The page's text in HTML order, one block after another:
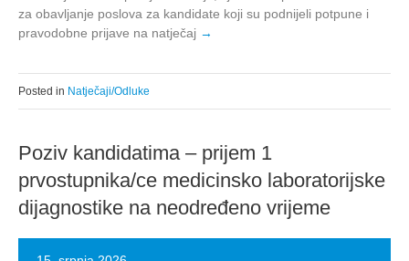
za obavljanje poslova za kandidate koji su podnijeli potpune i
pravodobne prijave na natječaj
Posted in Natječaji/Odluke
Poziv kandidatima – prijem 1
prvostupnika/ce medicinsko laboratorijske
dijagnostike na neodređeno vrijeme